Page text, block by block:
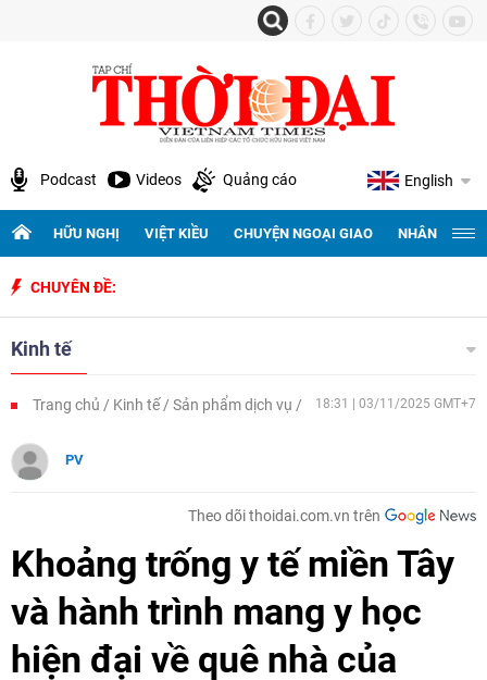
Podcast Videos Quảng cáo English
HỮU NGHỊ VIỆT KIỀU CHUYỆN NGOẠI GIAO NHÂN
CHUYÊN ĐỀ:
Kinh tế
Trang chủ Kinh tế Sản phẩm dịch vụ 18:31 | 03/11/2025 GMT+7
PV
Theo dõi thoidai.com.vn trên
Khoảng trống y tế miền Tây
và hành trình mang y học
hiện đại về quê nhà của